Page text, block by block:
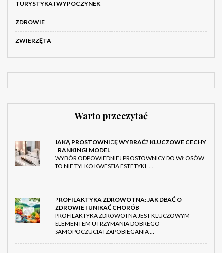
TURYSTYKA I WYPOCZYNEK
ZDROWIE
ZWIERZĘTA
Warto przeczytać
JAKĄ PROSTOWNICĘ WYBRAĆ? KLUCZOWE CECHY
I RANKINGI MODELI
WYBÓR ODPOWIEDNIEJ PROSTOWNICY DO WŁOSÓW
TO NIE TYLKO KWESTIA ESTETYKI, …
PROFILAKTYKA ZDROWOTNA: JAK DBAĆ O
ZDROWIE I UNIKAĆ CHORÓB
PROFILAKTYKA ZDROWOTNA JEST KLUCZOWYM
ELEMENTEM UTRZYMANIA DOBREGO
SAMOPOCZUCIA I ZAPOBIEGANIA …